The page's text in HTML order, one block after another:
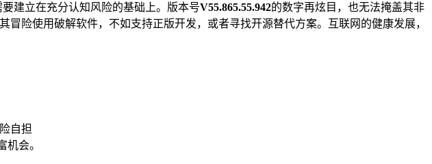
建立在充分认知风险的基础上。版本号V55.865.55.942的数字再炫目，也无法掩盖其非
险使用破解软件，不如支持正版开发，或者寻找开源替代方案。互联网的健康发展，
自担
会。